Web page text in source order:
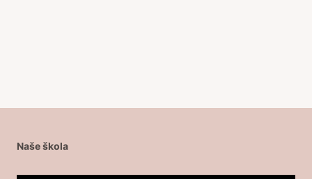
Naše škola